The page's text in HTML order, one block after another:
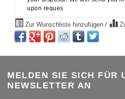
upon reques
Zur Wunschliste hinzufügen /
MELDEN SIE SICH FÜR
NEWSLETTER AN